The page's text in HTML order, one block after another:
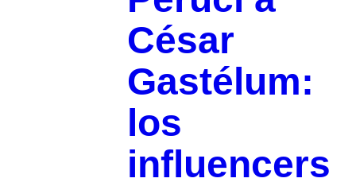
César
Gastélum:
los
influencers